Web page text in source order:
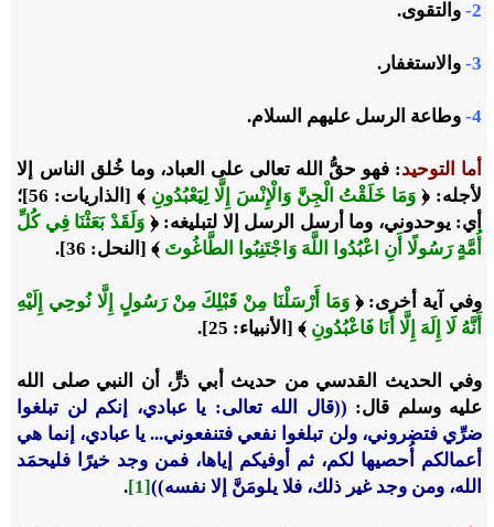
2- و التقوى.
3- والاستغفار.
4- وطاعة الرسل عليهم السلام.
أما التوحيد: فهو حقُّ الله تعالى على العباد، وما خُلق الناس إلا
لأجله: ﴿ وَمَا خَلَقْتُ الْجِنَّ وَالْإِنْسَ إِلَّا لِيَعْبُدُونِ
﴾ [الذاريات: 56]؛
أي: يوحدوني، وما أرسل الرسل إلا لتبليغه: ﴿ وَلَقَدْ بَعَثْنَا فِي كُلِّ
أُمَّةٍ رَسُولًا أَنِ اعْبُدُوا اللَّهَ وَاجْتَنِبُوا الطَّاغُوتَ ﴾ [النحل: 36].
وفي آية أخرى: ﴿وَمَا أَرْسَلْنَا مِنْ قَبْلِكَ مِنْ رَسُولٍ إِلَّا نُوحِي إِلَيْهِ
أَنَّهُ لَا إِلَهَ إِلَّا أَنَا فَاعْبُدُونِ ﴾ [الأنبياء: 25].
وفي الحديث القدسي من حديث أبي ذرٍّ، أن النبي صلى الله
عليه وسلم قال: ((قال الله تعالى: يا عبادي، إنكم لن تبلغوا
ضرِّي فتضروني، ولن تبلغوا نفعي فتنفعوني... يا عبادي، إنما هي
أعمالكم أُحصيها لكم، ثم أوفيكم إياها، فمن وجد خيرًا فليحمَد
الله، ومن وجد غير ذلك، فلا يلومَنَّ إلا نفسه))[1]
.